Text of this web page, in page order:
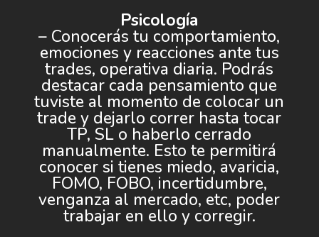
Psicología
– Conocerás tu comportamiento,
emociones y reacciones ante tus
trades, operativa diaria. Podrás
destacar cada pensamiento que
tuviste al momento de colocar un
trade y dejarlo correr hasta tocar
TP, SL o haberlo cerrado
manualmente. Esto te permitirá
conocer si tienes miedo, avaricia,
FOMO, FOBO, incertidumbre,
venganza al mercado, etc, poder
trabajar en ello y corregir.